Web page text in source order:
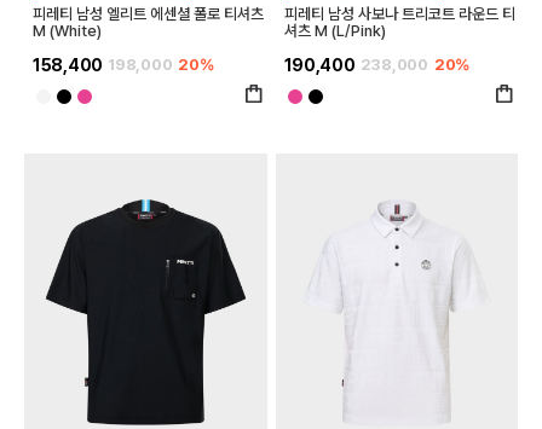
피레티 남성 엘리트 에센셜 폴로 티셔츠
M (White)
158,400 198,000 20%
피레티 남성 사보나 트리코트 라운드 티
셔츠 M (L/Pink)
190,400 238,000 20%